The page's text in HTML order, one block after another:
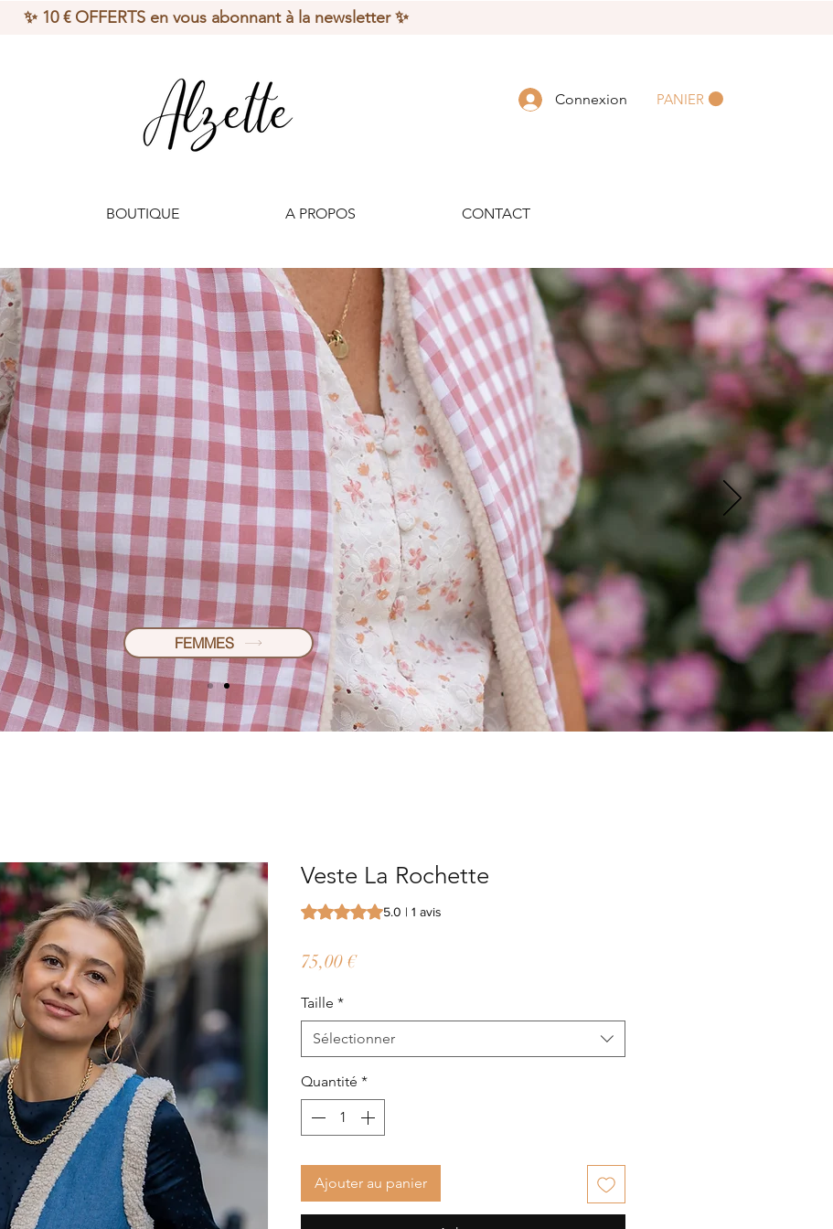
✨ 10 € OFFERTS en vous abonnant à la newsletter ✨
Connexion PANIER
BOUTIQUE A PROPOS CONTACT
FEMMES
Veste La Rochette
La note est de 5.0 sur cinq étoiles selon 1 avis
5.0 | 1 avis
75,00 €Prix
Taille *
Sélectionner
Quantité *
Ajouter au panier